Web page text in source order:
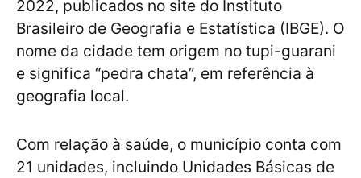
2022, publicados no site do Instituto
Brasileiro de Geografia e Estatística (IBGE). O
nome da cidade tem origem no tupi-guarani
e significa “pedra chata”, em referência à
geografia local.
Com relação à saúde, o município conta com
21 unidades, incluindo Unidades Básicas de